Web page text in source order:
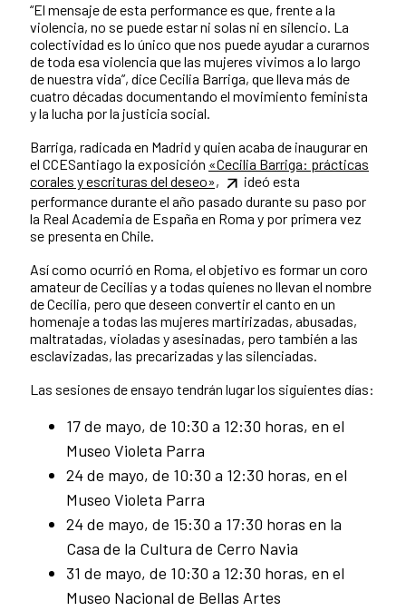
“El mensaje de esta performance es que, frente a la
violencia, no se puede estar ni solas ni en silencio. La
colectividad es lo único que nos puede ayudar a curarnos
de toda esa violencia que las mujeres vivimos a lo largo
de nuestra vida”, dice Cecilia Barriga, que lleva más de
cuatro décadas documentando el movimiento feminista
y la lucha por la justicia social.
Barriga, radicada en Madrid y quien acaba de inaugurar en
el CCESantiago la exposición «Cecilia Barriga: prácticas
corales y escrituras del deseo»,
ideó esta
performance durante el año pasado durante su paso por
la Real Academia de España en Roma y por primera vez
se presenta en Chile.
Así como ocurrió en Roma, el objetivo es formar un coro
amateur de Cecilias y a todas quienes no llevan el nombre
de Cecilia, pero que deseen convertir el canto en un
homenaje a todas las mujeres martirizadas, abusadas,
maltratadas, violadas y asesinadas, pero también a las
esclavizadas, las precarizadas y las silenciadas.
Las sesiones de ensayo tendrán lugar los siguientes días:
17 de mayo, de 10:30 a 12:30 horas, en el
Museo Violeta Parra
24 de mayo, de 10:30 a 12:30 horas, en el
Museo Violeta Parra
24 de mayo, de 15:30 a 17:30 horas en la
Casa de la Cultura de Cerro Navia
31 de mayo, de 10:30 a 12:30 horas, en el
Museo Nacional de Bellas Artes